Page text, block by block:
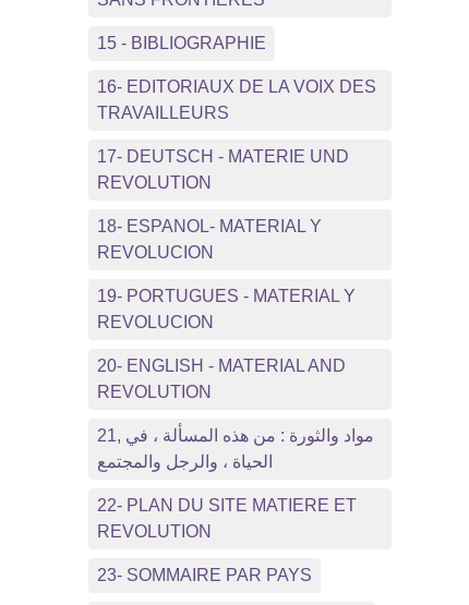
15 - BIBLIOGRAPHIE
16- EDITORIAUX DE LA VOIX DES
TRAVAILLEURS
17- DEUTSCH - MATERIE UND
REVOLUTION
18- ESPANOL- MATERIAL Y
REVOLUCION
19- PORTUGUES - MATERIAL Y
REVOLUCION
20- ENGLISH - MATERIAL AND
REVOLUTION
21, مواد والثورة : من هذه المسألة ، في
الحياة ، والرجل والمجتمع
22- PLAN DU SITE MATIERE ET
REVOLUTION
23- SOMMAIRE PAR PAYS